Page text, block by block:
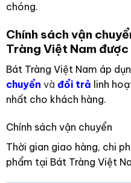
chóng.
Chính sách vận
Tràng Việt Nam
Bát Tràng Việt Nam áp
chuyển và đổi trả linh
nhất cho khách hàng.
Chính sách vận chuyển
Thời gian giao hàng, chi
phẩm tại Bát Tràng Việt